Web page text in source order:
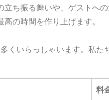
ち振る舞いや、ゲストへ
の時間を作り上げます。
くいらっしゃいます。私
料